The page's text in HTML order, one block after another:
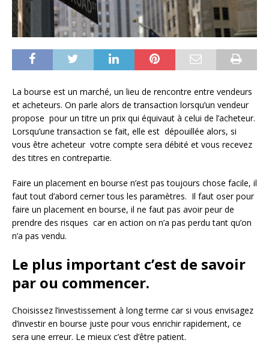
La bourse est un marché, un lieu de rencontre entre vendeurs
et acheteurs. On parle alors de transaction lorsqu’un vendeur
propose pour un titre un prix qui équivaut à celui de l’acheteur.
Lorsqu’une transaction se fait, elle est dépouillée alors, si
vous être acheteur votre compte sera débité et vous recevez
des titres en contrepartie.
Faire un placement en bourse n’est pas toujours chose facile, il
faut tout d’abord cerner tous les paramètres. Il faut oser pour
faire un placement en bourse, il ne faut pas avoir peur de
prendre des risques car en action on n’a pas perdu tant qu’on
n’a pas vendu.
Le plus important c’est de savoir
par ou commencer.
Choisissez l’investissement à long terme car si vous envisagez
d’investir en bourse juste pour vous enrichir rapidement, ce
sera une erreur. Le mieux c’est d’être patient.